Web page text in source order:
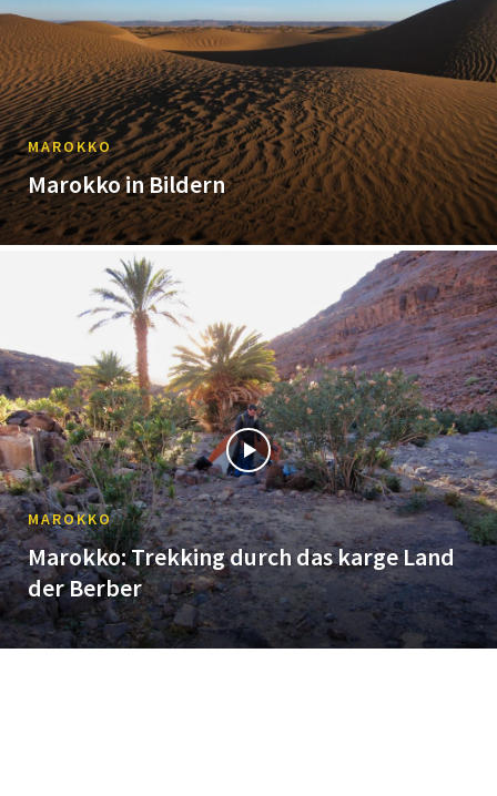
MAROKKO
Marokko in Bildern
MAROKKO
Marokko: Trekking durch das karge Land
der Berber